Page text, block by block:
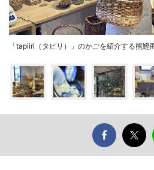
「tapiiri（タピリ）」のかごを紹介する熊鰹